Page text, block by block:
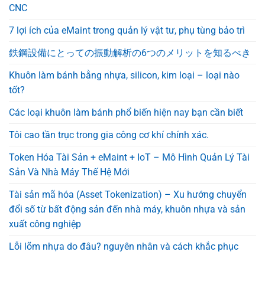
CNC
7 lợi ích của eMaint trong quản lý vật tư, phụ tùng bảo trì
鉄鋼設備にとっての振動解析の6つのメリットを知るべき
Khuôn làm bánh bằng nhựa, silicon, kim loại – loại nào
tốt?
Các loại khuôn làm bánh phổ biến hiện nay bạn cần biết
Tôi cao tần trục trong gia công cơ khí chính xác.
Token Hóa Tài Sản + eMaint + IoT – Mô Hình Quản Lý Tài
Sản Và Nhà Máy Thế Hệ Mới
Tài sản mã hóa (Asset Tokenization) – Xu hướng chuyển
đổi số từ bất động sản đến nhà máy, khuôn nhựa và sản
xuất công nghiệp
Lỗi lõm nhựa do đâu? nguyên nhân và cách khắc phục